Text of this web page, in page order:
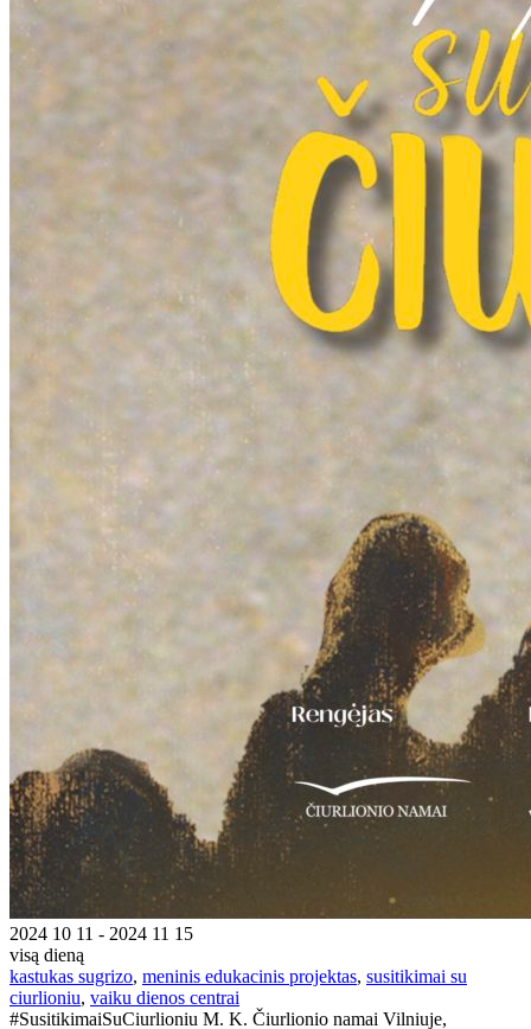
2024 10 11 - 2024 11 15
visą dieną
kastukas sugrizo, meninis edukacinis projektas, susitikimai su
ciurlioniu, vaiku dienos centrai
#SusitikimaiSuCiurlioniu M. K. Čiurlionio namai Vilniuje,